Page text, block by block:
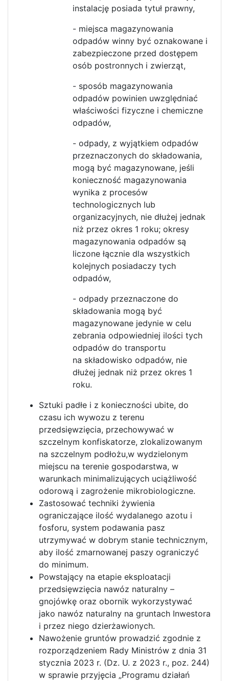
instalację posiada tytuł prawny,
- miejsca magazynowania
odpadów winny być oznakowane i
zabezpieczone przed dostępem
osób postronnych i zwierząt,
- sposób magazynowania
odpadów powinien uwzględniać
właściwości fizyczne i chemiczne
odpadów,
- odpady, z wyjątkiem odpadów
przeznaczonych do składowania,
mogą być magazynowane, jeśli
konieczność magazynowania
wynika z procesów
technologicznych lub
organizacyjnych, nie dłużej jednak
niż przez okres 1 roku; okresy
magazynowania odpadów są
liczone łącznie dla wszystkich
kolejnych posiadaczy tych
odpadów,
- odpady przeznaczone do
składowania mogą być
magazynowane jedynie w celu
zebrania odpowiedniej ilości tych
odpadów do transportu
na składowisko odpadów, nie
dłużej jednak niż przez okres 1
roku.
Sztuki padłe i z konieczności ubite, do
czasu ich wywozu z terenu
przedsięwzięcia, przechowywać w
szczelnym konfiskatorze, zlokalizowanym
na szczelnym podłożu,w wydzielonym
miejscu na terenie gospodarstwa, w
warunkach minimalizujących uciążliwość
odorową i zagrożenie mikrobiologiczne.
Zastosować techniki żywienia
ograniczające ilość wydalanego azotu i
fosforu, system podawania pasz
utrzymywać w dobrym stanie technicznym,
aby ilość zmarnowanej paszy ograniczyć
do minimum.
Powstający na etapie eksploatacji
przedsięwzięcia nawóz naturalny –
gnojówkę oraz obornik wykorzystywać
jako nawóz naturalny na gruntach Inwestora
i przez niego dzierżawionych.
Nawożenie gruntów prowadzić zgodnie z
rozporządzeniem Rady Ministrów z dnia 31
stycznia 2023 r. (Dz. U. z 2023 r., poz. 244)
w sprawie przyjęcia „Programu działań